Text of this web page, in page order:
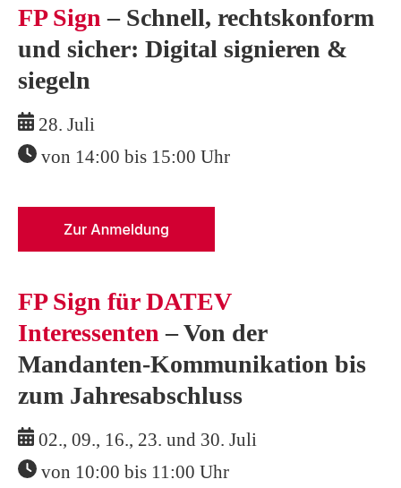
FP Sign – Schnell, rechtskonform
und sicher: Digital signieren &
siegeln
28. Juli
von 14:00 bis 15:00 Uhr
FP Sign für DATEV
Interessenten – Von der
Mandanten-Kommunikation bis
zum Jahresabschluss
02., 09., 16., 23. und 30. Juli
von 10:00 bis 11:00 Uhr